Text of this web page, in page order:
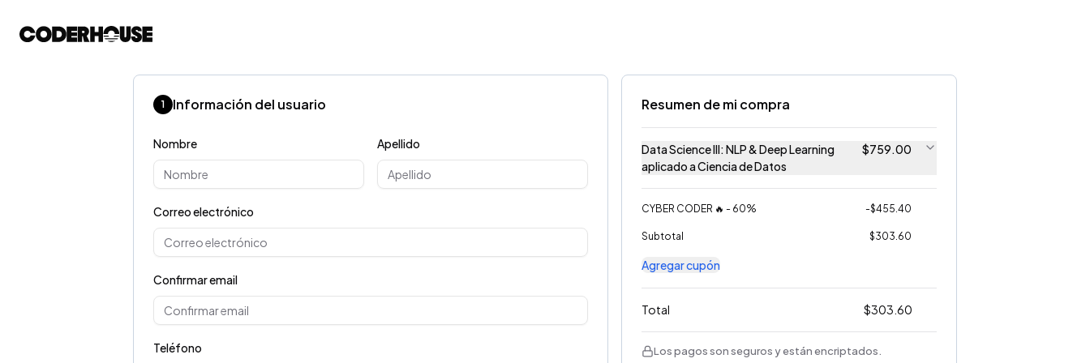
1 Información del usuario
Nombre Apellido
Correo electrónico
Confirmar email
Teléfono
Resumen de mi compra
Data Science III: NLP & Deep Learning
aplicado a Ciencia de Datos
$759.00
CYBER CODER 🔥 - 60% -$455.40
Subtotal $303.60
Agregar cupón
Total $303.60
Los pagos son seguros y están encriptados.